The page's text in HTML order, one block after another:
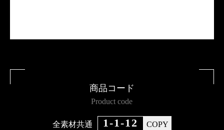
商品コード
Product code
全素材共通 1-1-12 COPY